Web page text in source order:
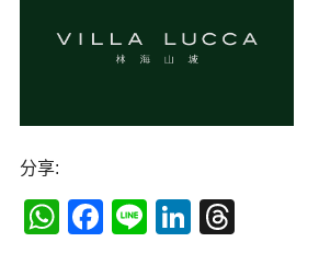
分享:
WhatsApp
Facebook
LineLinkedIn